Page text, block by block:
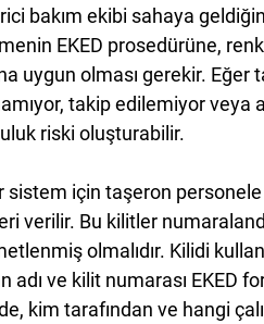
bakım ekibi sahaya
EKED prosedürüne,
uygun olması gerekir. Eğer
takip edilemiyor
riski oluşturabilir.
için taşeron
verilir. Bu kilitler
olmalıdır. Kilidi
ve kilit numarası EKED
kim tarafından ve hangi